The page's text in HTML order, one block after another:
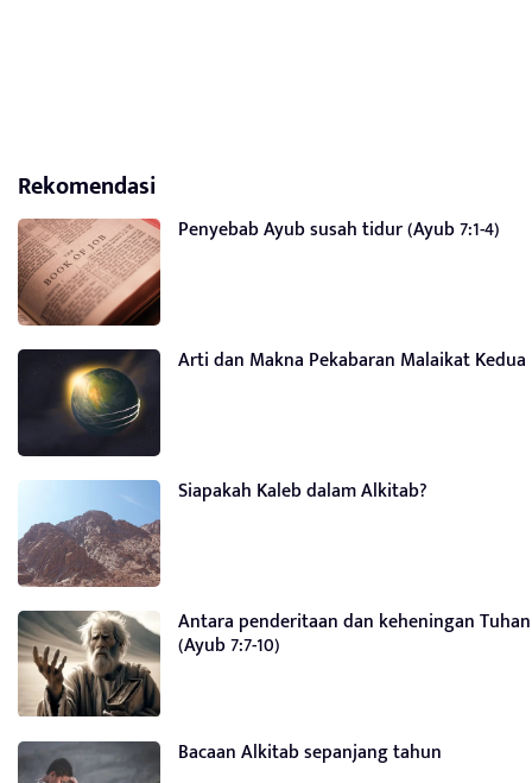
Rekomendasi
Penyebab Ayub susah tidur (Ayub 7:1-4)
Arti dan Makna Pekabaran Malaikat Kedua
Siapakah Kaleb dalam Alkitab?
Antara penderitaan dan keheningan Tuhan
(Ayub 7:7-10)
Bacaan Alkitab sepanjang tahun